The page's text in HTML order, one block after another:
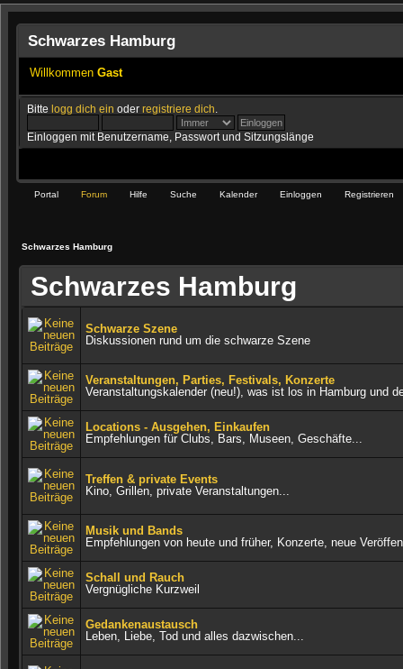
Schwarzes Hamburg
Willkommen Gast
Bittelogg dich ein oderregistriere dich
Einloggen mit Benutzername, Passwort und Sitzungslänge
Portal Forum Hilfe Suche Kalender Einloggen Registrieren
Schwarzes Hamburg
Schwarzes Hamburg
Schwarze Szene
Diskussionen rund um die schwarze Szene
Veranstaltungen, Parties, Festivals, Konzerte
Veranstaltungskalender (neu!), was ist los in Hamburg und
Locations - Ausgehen, Einkaufen
Empfehlungen für Clubs, Bars, Museen, Geschäfte...
Treffen & private Events
Kino, Grillen, private Veranstaltungen...
Musik und Bands
Empfehlungen von heute und früher, Konzerte, neue
Schall und Rauch
Vergnügliche Kurzweil
Gedankenaustausch
Leben, Liebe, Tod und alles dazwischen...